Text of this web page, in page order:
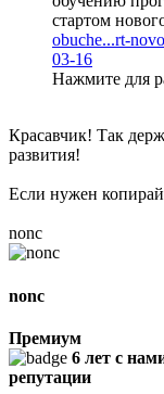
стартом
obuche...rt-
03-16
Нажмите для
Красавчик! Так
развития!
Если нужен
nonc
nonc
Премиум
6 лет с
репутации